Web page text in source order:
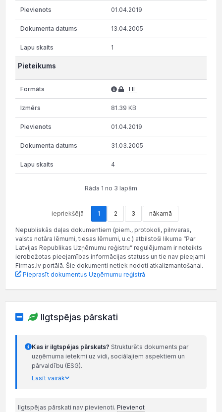
01.04.2019
13.04.2005
1
Pieteikums
TIF
81.39 KB
01.04.2019
31.03.2005
4
Rāda 1 no 3 lapām
iepriekšējā 1 2 3 nākamā
Nepubliskās daļas dokumentiem (piem., protokoli, pilnvaras,
valsts notāra lēmumi, tiesas lēmumi, u.c.) atbilstoši likuma “Par
Latvijas Republikas Uzņēmumu reģistru” regulējumam ir noteikts
ierobežotas pieejamības informācijas statuss un tie nav pieejami
Firmas.lv portālā. Šie dokumenti netiek nodoti atkalizmantošanai.
Pieprasīt dokumentus Uzņēmumu reģistrā
Ilgtspējas pārskati
Kas ir ilgtspējas pārskats? Strukturēts dokuments par
uzņēmuma ietekmi uz vidi, sociālajiem aspektiem un
pārvaldību (ESG).
Lasīt vairāk
Ilgtspējas pārskati nav pievienoti. Pievienot